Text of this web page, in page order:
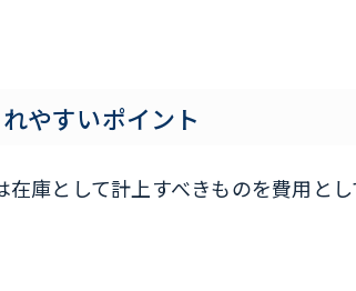
やすいポイント
在庫として計上すべきものを費用と